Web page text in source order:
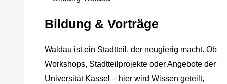
Bildung & Vorträge
Waldau ist ein Stadtteil, der neugierig macht. Ob
Workshops, Stadtteilprojekte oder Angebote der
Universität Kassel – hier wird Wissen geteilt,